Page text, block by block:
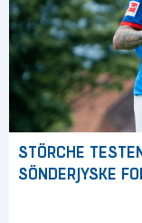
STÖRCHE
SÖNDERJYSKE